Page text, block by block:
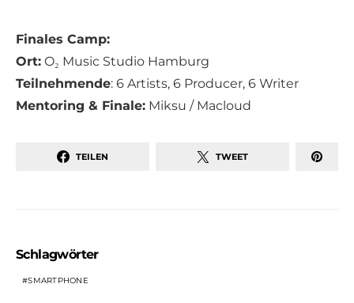
Finales Camp:
Ort: O₂ Music Studio Hamburg
Teilnehmende: 6 Artists, 6 Producer, 6 Writer
Mentoring & Finale: Miksu / Macloud
TEILEN TWEET
Schlagwörter
SMARTPHONE